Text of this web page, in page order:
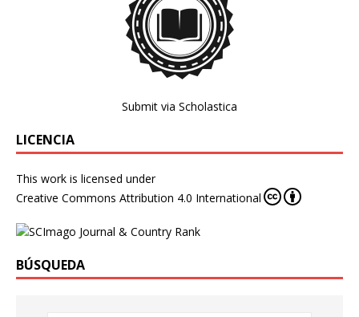
Submit via Scholastica
LICENCIA
This work is licensed under
Creative Commons Attribution 4.0 International
BÚSQUEDA